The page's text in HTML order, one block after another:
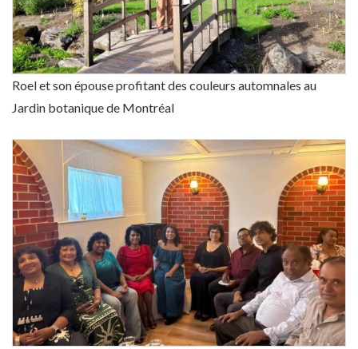
Roel et son épouse profitant des couleurs automnales au
Jardin botanique de Montréal